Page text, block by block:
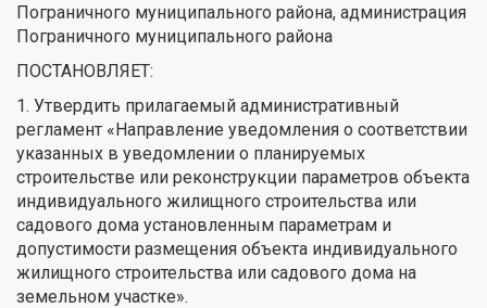
Пограничного муниципального района, администрация
Пограничного муниципального района
ПОСТАНОВЛЯЕТ:
1. Утвердить прилагаемый административный
регламент «Направление уведомления о соответствии
указанных в уведомлении о планируемых
строительстве или реконструкции параметров объекта
индивидуального жилищного строительства или
садового дома установленным параметрам и
допустимости размещения объекта индивидуального
жилищного строительства или садового дома на
земельном участке».